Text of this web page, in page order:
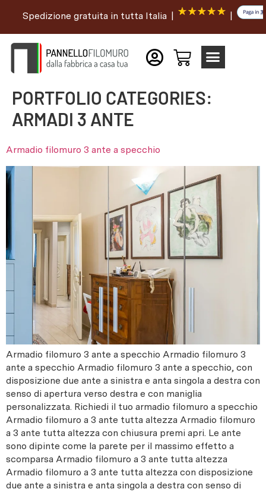
Spedizione gratuita in tutta Italia | |
PORTFOLIO CATEGORIES:
ARMADI 3 ANTE
Armadio filomuro 3 ante a specchio
Armadio filomuro 3 ante a specchio Armadio filomuro 3
ante a specchio Armadio filomuro 3 ante a specchio, con
disposizione due ante a sinistra e anta singola a destra con
senso di apertura verso destra e con maniglia
personalizzata. Richiedi il tuo armadio filomuro a specchio
Armadio filomuro a 3 ante tutta altezza Armadio filomuro
a 3 ante tutta altezza con chiusura premi apri. Le ante
sono dipinte come la parete per il massimo effetto a
scomparsa Armadio filomuro a 3 ante tutta altezza
Armadio filomuro a 3 ante tutta altezza con disposizione
due ante a sinistra e anta singola a destra con senso di